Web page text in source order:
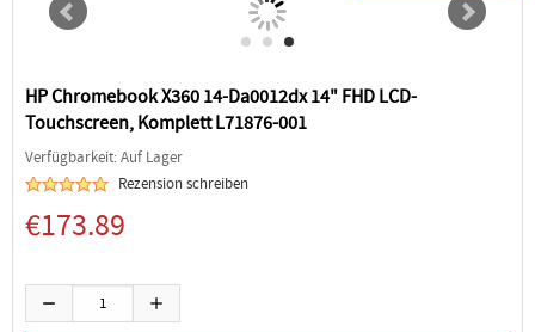
HP Chromebook X360 14-Da0012dx 14" FHD LCD-
Touchscreen, Komplett L71876-001
Verfügbarkeit: Auf Lager
Rezension schreiben
€173.89